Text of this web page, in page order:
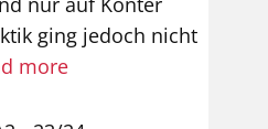
ging jedoch nicht
more